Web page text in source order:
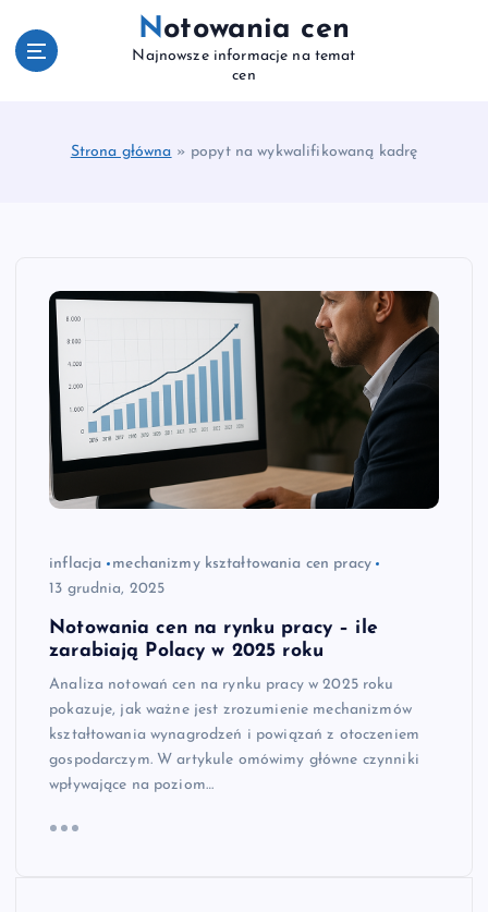
Notowania cen
Najnowsze informacje na temat
cen
Strona główna » popyt na wykwalifikowaną kadrę
inflacja
mechanizmy kształtowania cen pracy
13 grudnia, 2025
Notowania cen na rynku pracy – ile
zarabiają Polacy w 2025 roku
Analiza notowań cen na rynku pracy w 2025 roku
pokazuje, jak ważne jest zrozumienie mechanizmów
kształtowania wynagrodzeń i powiązań z otoczeniem
gospodarczym. W artykule omówimy główne czynniki
wpływające na poziom…